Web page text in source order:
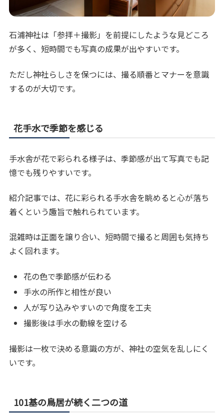
石浦神社は「参拝＋撮影」を前提にしたような見どころ
が多く、短時間でも写真の成果が出やすいです。
ただし神社らしさを保つには、撮る順番とマナーを意識
するのが大切です。
花手水で季節を感じる
手水舎が花で彩られる様子は、季節感が出て写真でも記
憶でも残りやすいです。
紹介記事では、花に彩られる手水舎を眺めると心が落ち
着くという趣旨で触れられています。
混雑時は正面を譲り合い、短時間で撮ると周囲も気持ち
よく回れます。
花の色で季節感が伝わる
手水の所作と相性が良い
人が写り込みやすいので角度を工夫
撮影後は手水の動線を空ける
撮影は一枚で決める意識の方が、神社の空気を乱しにく
いです。
101基の鳥居が続く二つの道